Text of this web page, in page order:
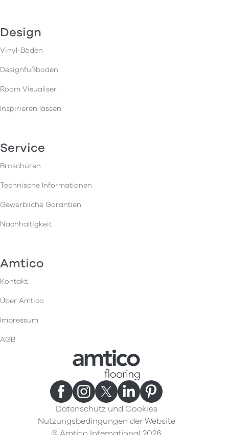
Design
Vinyl-Böden
Designfußboden
Room Visualiser
Inspirieren lassen
Service
Broschüren
Technische Informationen
Gewerbliche Garantien
Nachhaltigkeit
Amtico
Kontakt
Über Amtico
Impressum
AGB
Datenschutz und Cookies
Nutzungsbedingungen der Website